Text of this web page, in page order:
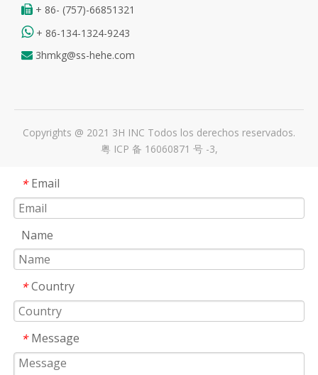
 + 86- (757)-66851321
 + 86-134-1324-9243
 3hmkg@ss-hehe.com
Copyrights @ 2021 3H INC Todos los derechos reservados.
粤 ICP 备 16060871 号 -3,
* Email
Name
* Country
* Message